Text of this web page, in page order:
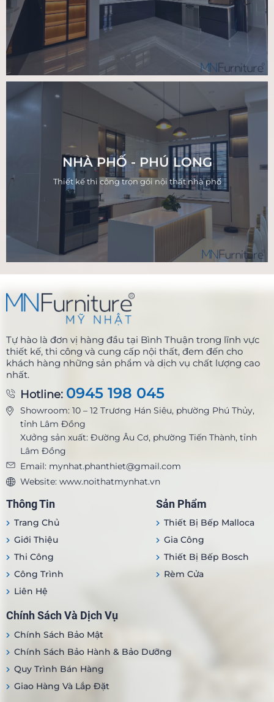
NHÀ PHỐ - PHÚ LONG
Thiết kế thi công trọn gói nội thất nhà phố
Tự hào là đơn vị hàng đầu tại Bình Thuận trong lĩnh vực
thiết kế, thi công và cung cấp nội thất, đem đến cho
khách hàng những sản phẩm và dịch vụ chất lượng cao
nhất.
Hotline: 0945 198 045
Showroom: 10 – 12 Trương Hán Siêu, phường Phú Thủy,
tỉnh Lâm Đồng
Xưởng sản xuất: Đường Âu Cơ, phường Tiến Thành, tỉnh
Lâm Đồng
Email: mynhat.phanthiet@gmail.com
Website: www.noithatmynhat.vn
Thông Tin
Trang Chủ
Giới Thiệu
Thi Công
Công Trình
Liên Hệ
Sản Phẩm
Thiết Bị Bếp Malloca
Gia Công
Thiết Bị Bếp Bosch
Rèm Cửa
Chính Sách Và Dịch Vụ
Chính Sách Bảo Mật
Chính Sách Bảo Hành & Bảo Dưỡng
Quy Trình Bán Hàng
Giao Hàng Và Lắp Đặt